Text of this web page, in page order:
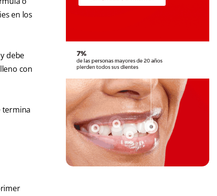
en los
debe
con
termina